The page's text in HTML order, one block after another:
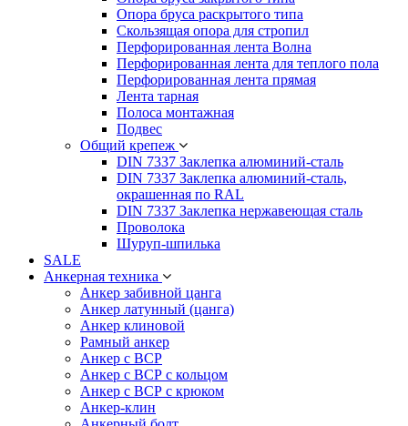
Опора бруса раскрытого типа
Скользящая опора для стропил
Перфорированная лента Волна
Перфорированная лента для теплого пола
Перфорированная лента прямая
Лента тарная
Полоса монтажная
Подвес
Общий крепеж
DIN 7337 Заклепка алюминий-сталь
DIN 7337 Заклепка алюминий-сталь,
окрашенная по RAL
DIN 7337 Заклепка нержавеющая сталь
Проволока
Шуруп-шпилька
SALE
Анкерная техника
Анкер забивной цанга
Анкер латунный (цанга)
Анкер клиновой
Рамный анкер
Анкер с ВСР
Анкер с ВСР с кольцом
Анкер с ВСР с крюком
Анкер-клин